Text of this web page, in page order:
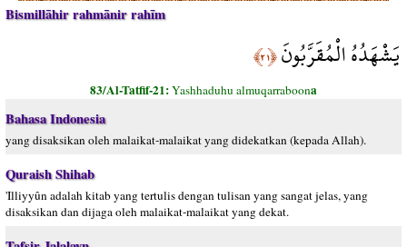
Bismillāhir rahmānir rahīm
يَشْهَدُهُ الْمُقَرَّبُونَ﴿٢١﴾
83/Al-Tatfif-21:Yashhaduhu almuqarraboona
Bahasa Indonesia
yang disaksikan oleh malaikat-malaikat yang didekatkan (kepada Allah).
Quraish Shihab
'Illiyyûn adalah kitab yang tertulis dengan tulisan yang sangat jelas, yang
disaksikan dan dijaga oleh malaikat-malaikat yang dekat.